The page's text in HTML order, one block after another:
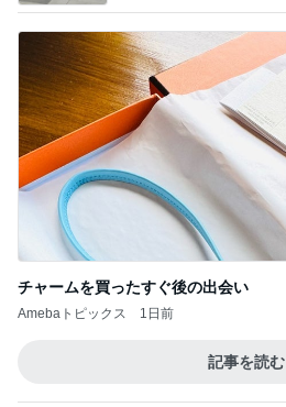
チャームを買ったすぐ後の出会い
Amebaトピックス 1日前
記事を読む